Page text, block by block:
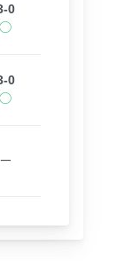
0
◯
0
◯
ー